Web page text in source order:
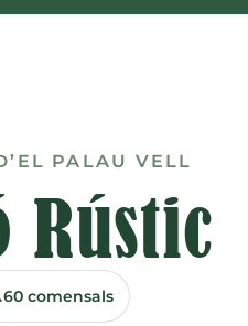
PALAU VELL
Rústic
60 comensals